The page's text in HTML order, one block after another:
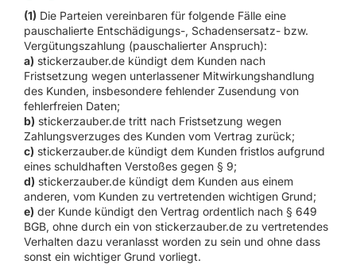
(1) Die Parteien vereinbaren für folgende Fälle eine
pauschalierte Entschädigungs-, Schadensersatz- bzw.
Vergütungszahlung (pauschalierter Anspruch):
a) stickerzauber.de kündigt dem Kunden nach
Fristsetzung wegen unterlassener Mitwirkungshandlung
des Kunden, insbesondere fehlender Zusendung von
fehlerfreien Daten;
b) stickerzauber.de tritt nach Fristsetzung wegen
Zahlungsverzuges des Kunden vom Vertrag zurück;
c) stickerzauber.de kündigt dem Kunden fristlos aufgrund
eines schuldhaften Verstoßes gegen § 9;
d) stickerzauber.de kündigt dem Kunden aus einem
anderen, vom Kunden zu vertretenden wichtigen Grund;
e) der Kunde kündigt den Vertrag ordentlich nach § 649
BGB, ohne durch ein von stickerzauber.de zu vertretendes
Verhalten dazu veranlasst worden zu sein und ohne dass
sonst ein wichtiger Grund vorliegt.